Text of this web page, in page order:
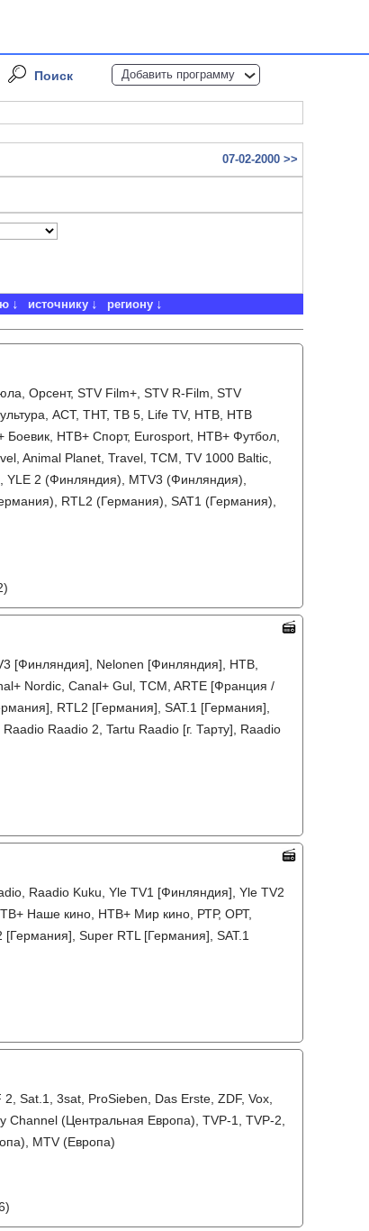
Поиск Добавить программу
07-02-2000 >>
источнику региону
Орсент, STV Film+, STV R-Film, STV
АСТ, ТНТ, ТВ 5, Life TV, НТВ, НТВ
НТВ+ Спорт, Eurosport, НТВ+ Футбол,
Animal Planet, Travel, TCM, TV 1000 Baltic,
2 (Финляндия), MTV3 (Финляндия),
RTL2 (Германия), SAT1 (Германия),
[Финляндия], Nelonen [Финляндия], НТВ,
Nordic, Canal+ Gul, TCM, ARTE [Франция /
RTL2 [Германия], SAT.1 [Германия],
Raadio 2, Tartu Raadio [г. Тарту], Raadio
Raadio Kuku, Yle TV1 [Финляндия], Yle TV2
Наше кино, НТВ+ Мир кино, РТР, ОРТ,
Super RTL [Германия], SAT.1
Sat.1, 3sat, ProSieben, Das Erste, ZDF, Vox,
(Центральная Европа), TVP-1, TVP-2,
MTV (Европа)